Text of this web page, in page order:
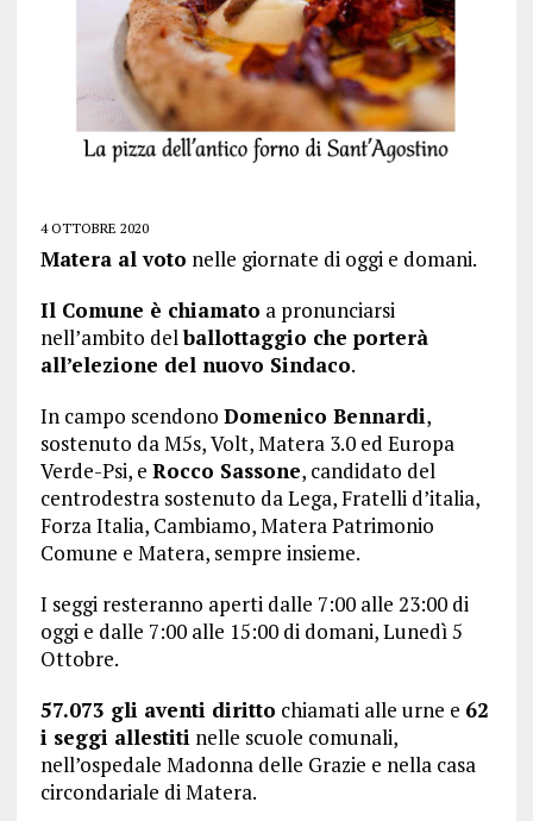
4 OTTOBRE 2020
Matera al voto nelle giornate di oggi e domani.
Il Comune è chiamato a pronunciarsi
nell’ambito delballottaggio che porterà
all’elezione del nuovo Sindaco.
In campo scendono Domenico Bennardi,
sostenuto da M5s, Volt, Matera 3.0 ed Europa
Verde-Psi, e Rocco Sassone, candidato del
centrodestra sostenuto da Lega, Fratelli d’italia,
Forza Italia, Cambiamo, Matera Patrimonio
Comune e Matera, sempre insieme.
I seggi resteranno aperti dalle 7:00 alle 23:00 di
oggi e dalle 7:00 alle 15:00 di domani, Lunedì 5
Ottobre.
57.073 gli aventi diritto chiamati alle urne e 62
i seggi allestiti nelle scuole comunali,
nell’ospedale Madonna delle Grazie e nella casa
circondariale di Matera.